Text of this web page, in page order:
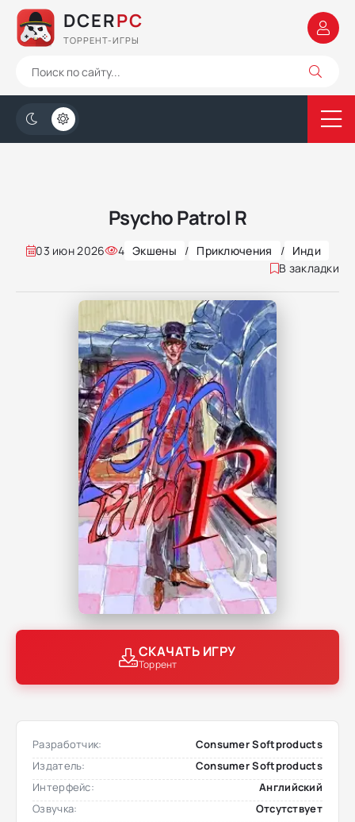
DCERPC
ТОРРЕНТ-ИГРЫ
Psycho Patrol R
03 июн 2026 4 Экшены / Приключения / Инди
В закладки
СКАЧАТЬ ИГРУ
Торрент
Разработчик:
Consumer Softproducts
Издатель:
Consumer Softproducts
Интерфейс:
Английский
Озвучка:
Отсутствует